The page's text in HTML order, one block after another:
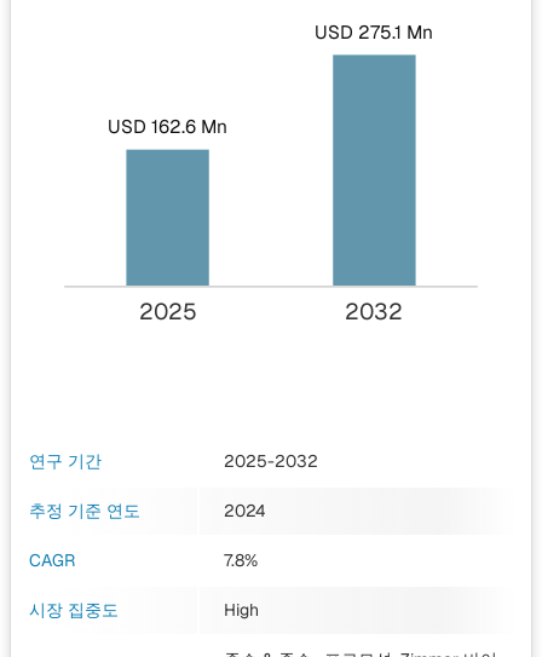
USD 162.6 Mn
USD 275.1 Mn
2025 2032
연구 기간 2025-2032
추정 기준 연도 2024
CAGR 7.8%
시장 집중도 High